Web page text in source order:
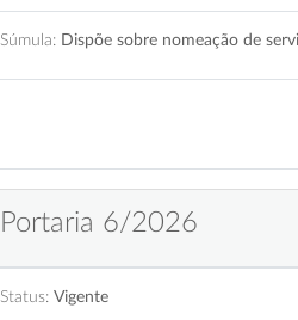
Súmula: Dispõe sobre nomeação de
Portaria 6/2026
Status: Vigente